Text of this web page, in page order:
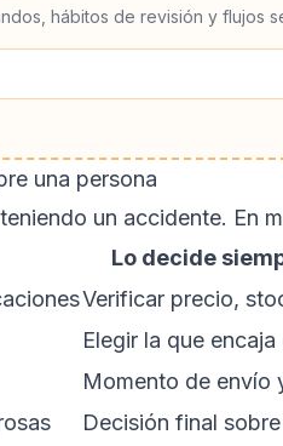
hábitos de revisión y flujos
una persona
un accidente. En
Lo decide
Verificar precio,
Elegir la que
Momento de envío
Decisión final